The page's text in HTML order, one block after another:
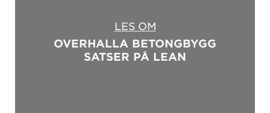
LES OM
OVERHALLA BETONGBYGG
SATSER PÅ LEAN